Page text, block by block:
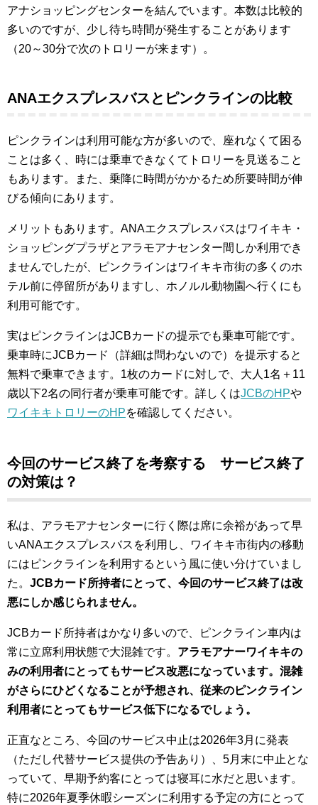
アナショッピングセンターを結んでいます。本数は比較的
多いのですが、少し待ち時間が発生することがあります
（20～30分で次のトロリーが来ます）。
ANAエクスプレスバスとピンクラインの比較
ピンクラインは利用可能な方が多いので、座れなくて困る
ことは多く、時には乗車できなくてトロリーを見送ること
もあります。また、乗降に時間がかかるため所要時間が伸
びる傾向にあります。
メリットもあります。ANAエクスプレスバスはワイキキ・
ショッピングプラザとアラモアナセンター間しか利用でき
ませんでしたが、ピンクラインはワイキキ市街の多くのホ
テル前に停留所がありますし、ホノルル動物園へ行くにも
利用可能です。
実はピンクラインはJCBカードの提示でも乗車可能です。
乗車時にJCBカード（詳細は問わないので）を提示すると
無料で乗車できます。1枚のカードに対しで、大人1名＋11
歳以下2名の同行者が乗車可能です。詳しくはJCBのHPや
ワイキキトロリーのHPを確認してください。
今回のサービス終了を考察する サービス終了
の対策は？
私は、アラモアナセンターに行く際は席に余裕があって早
いANAエクスプレスバスを利用し、ワイキキ市街内の移動
にはピンクラインを利用するという風に使い分けていまし
た。 JCBカード所持者にとって、今回のサービス終了は改
悪にしか感じられません。
JCBカード所持者はかなり多いので、ピンクライン車内は
常に立席利用状態で大混雑です。 アラモアナーワイキキの
みの利用者にとってもサービス改悪になっています。混雑
がさらにひどくなることが予想され、従来のピンクライン
利用者にとってもサービス低下になるでしょう。
正直なところ、今回のサービス中止は2026年3月に発表
（ただし代替サービス提供の予告あり）、5月末に中止とな
っていて、早期予約客にとっては寝耳に水だと思います。
特に2026年夏季休暇シーズンに利用する予定の方にとって